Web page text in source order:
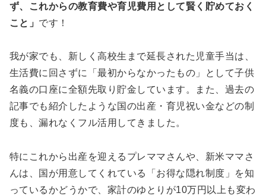
ず、これからの教育費や育児費用として賢く貯めておく
こと」 です！
我が家でも、新しく高校生まで延長された児童手当は、
生活費に回さずに「最初からなかったもの」として子供
名義の口座に全額先取り貯金しています。また、過去の
記事でも紹介したような国の出産・育児祝い金などの制
度も、漏れなくフル活用してきました。
特にこれから出産を迎えるプレママさんや、新米ママさ
んは、国が用意してくれている「お得な隠れ制度」を知
っているかどうかで、家計のゆとりが10万円以上も変わ